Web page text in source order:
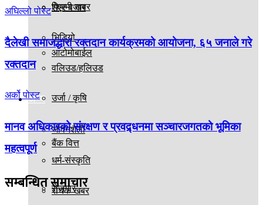
फिल्मी खबर
भिडियो
वलिउड/हलिउड
अन्य
जीवनशैली
धर्म-संस्कृति
रोचक खबर
शेएर बजार
आटोमोबाईल
उर्जा / कृषि
बैंक वित्त
रोजगार
अघिल्लो पोस्ट
दैलेखी समाजद्धारा रक्तदान कार्यक्रमको आयोजना, ६५ जनाले गरे
रक्तदान
अर्को पोस्ट
मानव अधिकारको संरक्षण र प्रवद्र्धनमा सञ्चारजगतको भूमिका
महत्वपूर्ण
सम्बन्धितसमाचार